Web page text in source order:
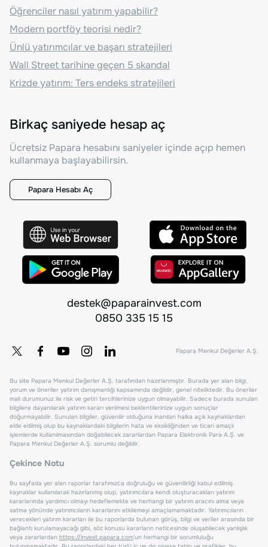
Öğrenciler nasıl yatırım yapabilir?
Modern portföy teorisi nedir?
Ünlü yatırımcılar ve başarı stratejileri
Wall Street tarihine geçen 5 skandal
Krizde yatırım: Ters endeks stratejileri
Birkaç saniyede hesap aç
Ücretsiz Papara hesabını saniyeler içinde açıp hemen
kullanmaya başlayabilirsin.
Papara Hesabı Aç
destek@paparainvest.com
0850 335 15 15
Papara Menkul Değerler A.Ş.
Bu site Papara Menkul Değerler A.Ş. tarafından hazırlanmıştır. Burada yer alan bilgi,
yorum ve öneriler yatırım danışmanlığı kapsamında değildir, genel niteliktedir. Bu öneriler
mali durumunuz ile risk ve getiri tercihlerinize uygun olmayabilir. Sadece burada sunulan
bilgilere dayanılarak yatırım kararı verilmesi beklentilerinize uygun sonuçlar
doğurmayabilir. Sunulan bilgiler, güvenilir olduğuna inanılan halka açık kaynaklardan
elde edilmiş olup bu kaynaklardaki bilgilerin hata ve eksikliğinden ve ticari amaçlı
işlemlerde kullanılmasından doğabilecek zararlardan Papara Elektronik Para A.Ş. ve
Papara Menkul Değerler A.Ş. sorumlu değildir.
Çekince Notu
Bu sayfada yer alan raporlar tarafımızca doğruluğu ve güvenilirliği kabul edilmiş
kaynaklar kullanılarak hazırlanmış olup, yatırımcılara kendi oluşturacakları yatırım
kararlarında yardımcı olmayı hedeflemekte ve herhangi bir yatırım aracını alma veya
satma yönünde yatırımcıların kararlarını etkilemeyi amaçlamamaktadır. Yatırımcıların
verecekleri yatırım kararları ile bu raporlarda bulunan görüş, bilgi ve veriler arasında bir
bağlantı kurulamayacağı gibi, söz konusu kararların neticesinde oluşabilecek yanlışlık
veya zararlardan https://invest.papara.com'un herhangi bir sorumluluğu